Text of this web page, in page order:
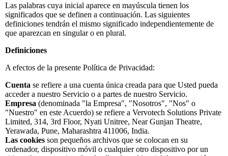
Las palabras cuya inicial aparece en mayúscula tienen los
significados que se definen a continuación. Las siguientes
definiciones tendrán el mismo significado independientemente de
que aparezcan en singular o en plural.
Definiciones
A efectos de la presente Política de Privacidad:
Cuenta se refiere a una cuenta única creada para que Usted pueda
acceder a nuestro Servicio o a partes de nuestro Servicio.
Empresa (denominada "la Empresa", "Nosotros", "Nos" o
"Nuestro" en este Acuerdo) se refiere a Vervotech Solutions Private
Limited, 314, 3rd Floor, Nyati Unitree, Near Gunjan Theatre,
Yerawada, Pune, Maharashtra 411006, India.
Las cookies son pequeños archivos que se colocan en su
ordenador, dispositivo móvil o cualquier otro dispositivo por un
Precios
Ayuda